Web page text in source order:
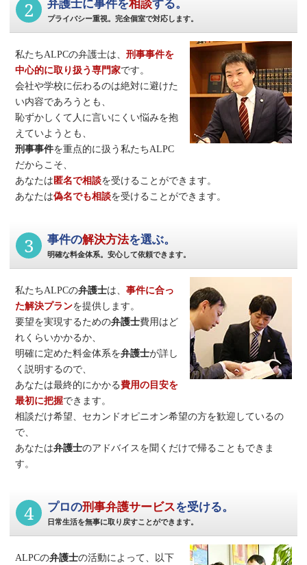
2 弁護士に事件を相談する。
プライバシー重視。完全個室で対応します。
私たちALPCの弁護士は、刑事事件を
中心的に取り扱う専門家です。
会社や学校に伝わるのは絶対に避けた
い内容であろうとも、
恥ずかしくて人に言いにくい悩みを抱
えていようとも、
刑事事件を重点的に扱う私たちALPC
だからこそ、
あなたは匿名で相談を受けることができます。
あなたは偽名でも相談を受けることができます。
3 事件の解決方法を選ぶ。
明確な料金体系。安心して依頼できます。
私たちALPCの弁護士は、事件に合っ
た解決プランを提供します。
要望を実現するための弁護士費用はど
れくらいかかるか、
明確に定めた料金体系を弁護士が詳し
く説明するので、
あなたは最終的にかかる費用の目安を
最初に把握できます。
相談だけ希望、セカンドオピニオン希望の方を歓迎しているの
で、
あなたは弁護士のアドバイスを聞くだけで帰ることもできま
す。
4 プロの刑事弁護サービスを受ける。
日常生活を無事に取り戻すことができます。
ALPCの弁護士の活動によって、以下